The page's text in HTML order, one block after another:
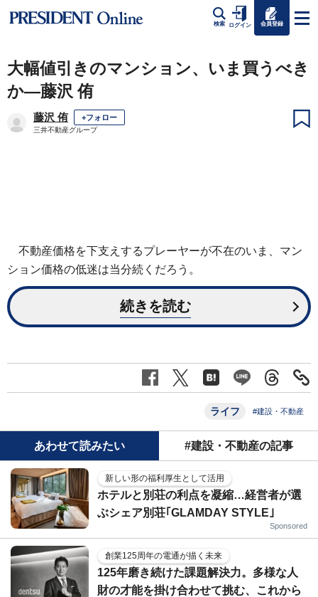
検索 ログイン 会員登録
大幅値引きのマンション、いま買うべき
か―藤沢 侑
藤沢 侑 +フォロー
三井不動産グループ
不動産価格を下支えするプレーヤーが不在のいま、マン
ション価格の低迷は当分続くだろう。
続きを読む
ライフ #建設・不動産
あわせて読みたい #建設・不動産の記事
新しい形の福利厚生として活用
ホテルと別荘の利点を凝縮…経営者が選
ぶシェア別荘｢GLAMDAY STYLE｣
Sponsored
創業125周年の電通が描く未来
125年磨き続けた課題解決力。多様な人
財の才能を掛け合わせて挑む、これから